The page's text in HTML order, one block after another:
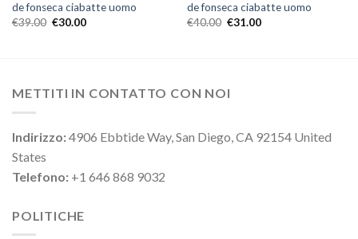
de fonseca ciabatte uomo
€39.00 €30.00
de fonseca ciabatte uomo
€40.00 €31.00
METTITI IN CONTATTO CON NOI
Indirizzo:4906 Ebbtide Way, San Diego, CA 92154 United
States
Telefono: +1 646 868 9032
POLITICHE